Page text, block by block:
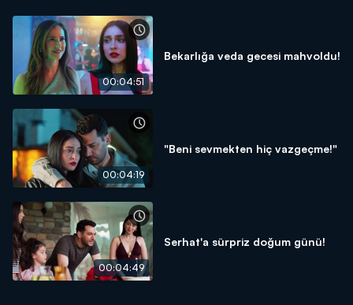
00:04:51
Bekarlığa veda gecesi mahvoldu!
00:04:19
"Beni sevmekten hiç vazgeçme!"
00:04:49
Serhat'a sürpriz doğum günü!